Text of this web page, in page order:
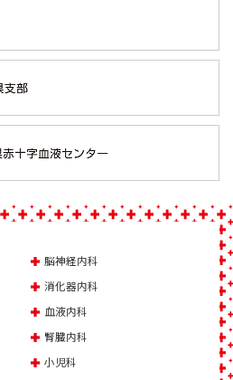
脳神経内科
消化器内科
血液内科
腎臓内科
小児科